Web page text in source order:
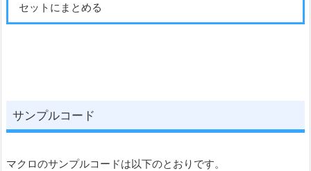
セットにまとめる
サンプルコード
マクロのサンプルコードは以下のとおりです。